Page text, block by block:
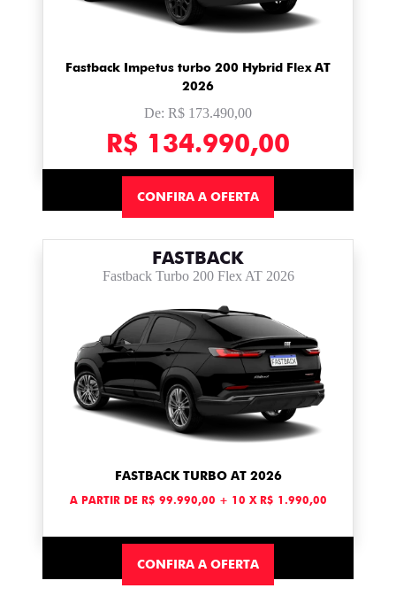
Fastback Impetus turbo 200 Hybrid Flex AT
2026
De: R$ 173.490,00
R$ 134.990,00
CONFIRA A OFERTA
FASTBACK
Fastback Turbo 200 Flex AT 2026
FASTBACK TURBO AT 2026
A PARTIR DE R$ 99.990,00 + 10 X R$ 1.990,00
CONFIRA A OFERTA